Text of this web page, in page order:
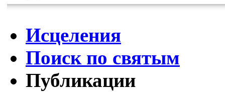
Исцеления
Поиск по святым
Публикации